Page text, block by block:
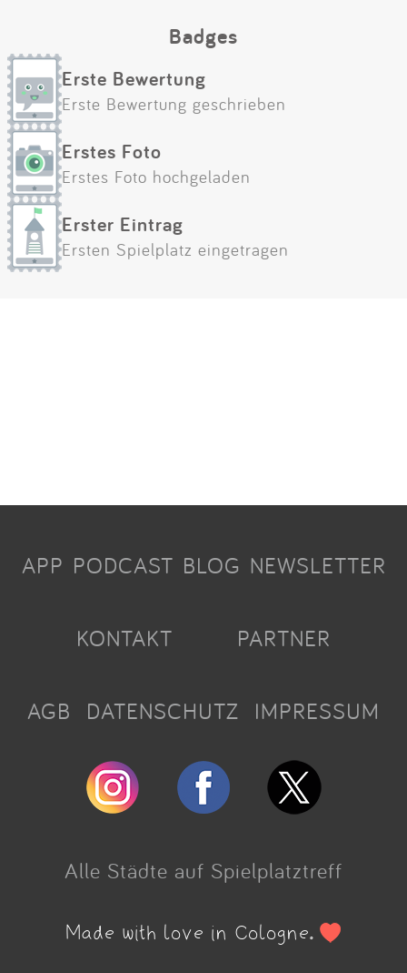
Badges
Erste Bewertung
Erste Bewertung geschrieben
Erstes Foto
Erstes Foto hochgeladen
Erster Eintrag
Ersten Spielplatz eingetragen
APP PODCAST BLOG NEWSLETTER
KONTAKT PARTNER
AGB DATENSCHUTZ IMPRESSUM
Alle Städte auf Spielplatztreff
Made with love in Cologne.